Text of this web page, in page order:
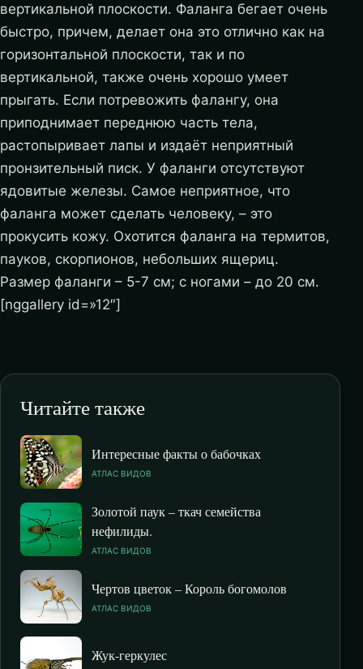
вертикальной плоскости. Фаланга бегает очень
быстро, причем, делает она это отлично как на
горизонтальной плоскости, так и по
вертикальной, также очень хорошо умеет
прыгать. Если потревожить фалангу, она
приподнимает переднюю часть тела,
растопыривает лапы и издаёт неприятный
пронзительный писк. У фаланги отсутствуют
ядовитые железы. Самое неприятное, что
фаланга может сделать человеку, – это
прокусить кожу. Охотится фаланга на термитов,
пауков, скорпионов, небольших ящериц.
Размер фаланги – 5-7 см; с ногами – до 20 см.
[nggallery id=»12″]
Читайте также
Интересные факты о бабочках
АТЛАС ВИДОВ
Золотой паук – ткач семейства
нефилиды.
АТЛАС ВИДОВ
Чертов цветок – Король богомолов
АТЛАС ВИДОВ
Жук-геркулес